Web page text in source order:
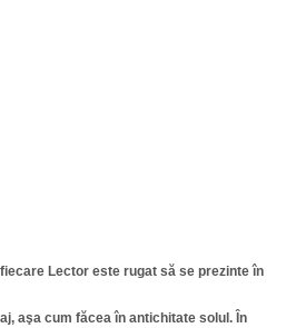
Lector este rugat să se prezinte în
aşa cum făcea în antichitate solul. În